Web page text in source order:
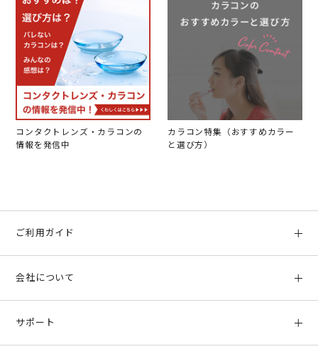
コンタクトレンズ・カラコンの
情報を発信中
カラコン特集（おすすめカラー
と選び方）
ご利用ガイド
お支払い方法、配送について
返品について
会社について
サポート